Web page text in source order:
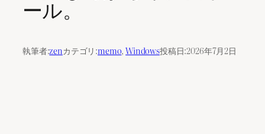
ール。
執筆者:zenカテゴリ:memo, Windows投稿日:2026年7月2日